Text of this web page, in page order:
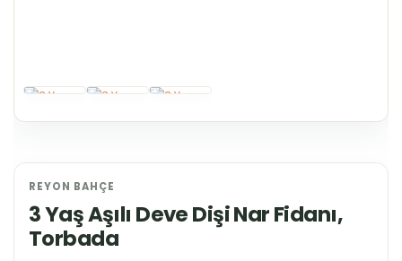
REYON BAHÇE
3 Yaş Aşılı Deve Dişi Nar Fidanı,
Torbada